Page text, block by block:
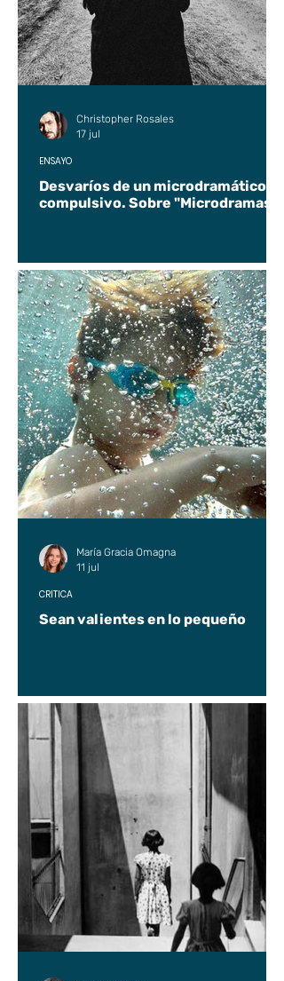
Desvaríos de un microdramático
compulsivo. Sobre "Microdramas".
ENSAYO
Christopher Rosales
17 jul
Sean valientes en lo pequeño
CRÍTICA
María Gracia Omagna
11 jul